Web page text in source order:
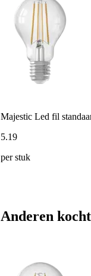
Majestic Led fil
5.19
per stuk
Anderen